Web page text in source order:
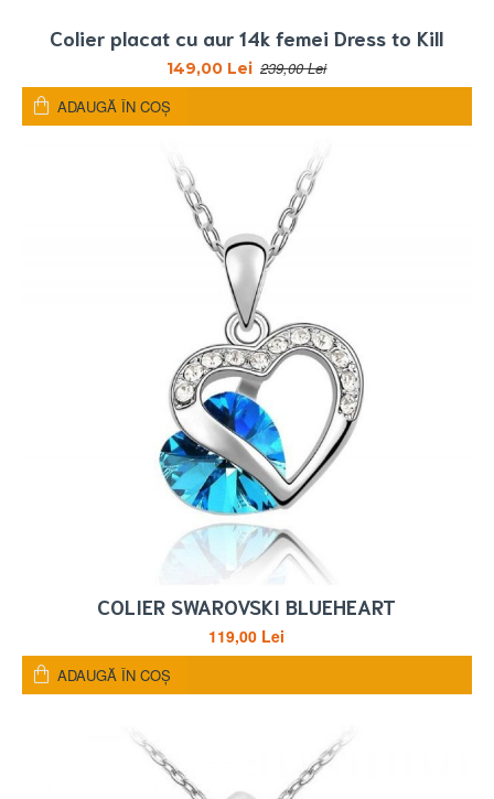
Colier placat cu aur 14k femei Dress to Kill
149,00 Lei 239,00 Lei
ADAUGĂ ÎN COŞ
COLIER SWAROVSKI BLUEHEART
119,00 Lei
ADAUGĂ ÎN COŞ